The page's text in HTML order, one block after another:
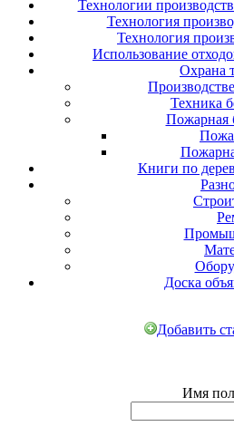
Технологии
Технология
Технология
Использование
Охрана
Техника
Пожарная
Книги по
Доска
Добавить
Имя